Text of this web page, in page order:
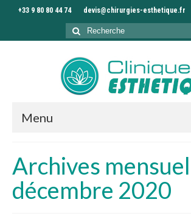
+33 9 80 80 44 74 devis@chirurgies-esthetique.fr
Rechercher
:
Menu
Clinique
Chirurgiens
Archives
décembre 2020